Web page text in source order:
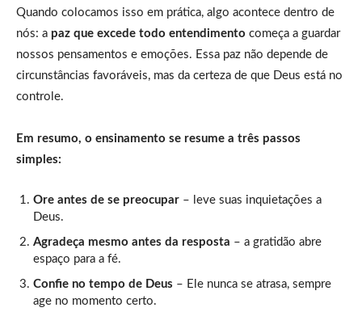
Quando colocamos isso em prática, algo acontece dentro de
nós: a paz que excede todo entendimento começa a guardar
nossos pensamentos e emoções. Essa paz não depende de
circunstâncias favoráveis, mas da certeza de que Deus está no
controle.
Em resumo, o ensinamento se resume a três passos
simples:
Ore antes de se preocupar – leve suas inquietações a
Deus.
Agradeça mesmo antes da resposta – a gratidão abre
espaço para a fé.
Confie no tempo de Deus – Ele nunca se atrasa, sempre
age no momento certo.